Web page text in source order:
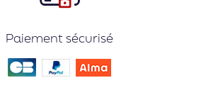
Paiement sécurisé